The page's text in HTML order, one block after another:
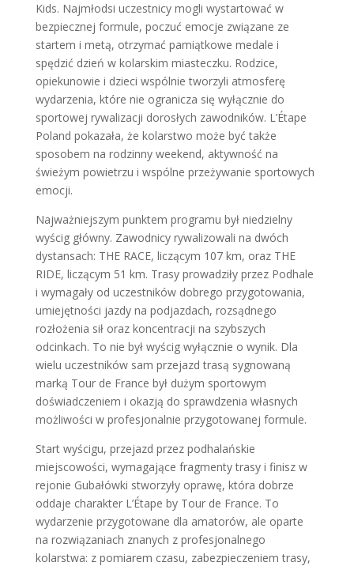
Kids. Najmłodsi uczestnicy mogli wystartować w
bezpiecznej formule, poczuć emocje związane ze
startem i metą, otrzymać pamiątkowe medale i
spędzić dzień w kolarskim miasteczku. Rodzice,
opiekunowie i dzieci wspólnie tworzyli atmosferę
wydarzenia, które nie ogranicza się wyłącznie do
sportowej rywalizacji dorosłych zawodników. L’Étape
Poland pokazała, że kolarstwo może być także
sposobem na rodzinny weekend, aktywność na
świeżym powietrzu i wspólne przeżywanie sportowych
emocji.
Najważniejszym punktem programu był niedzielny
wyścig główny. Zawodnicy rywalizowali na dwóch
dystansach: THE RACE, liczącym 107 km, oraz THE
RIDE, liczącym 51 km. Trasy prowadziły przez Podhale
i wymagały od uczestników dobrego przygotowania,
umiejętności jazdy na podjazdach, rozsądnego
rozłożenia sił oraz koncentracji na szybszych
odcinkach. To nie był wyścig wyłącznie o wynik. Dla
wielu uczestników sam przejazd trasą sygnowaną
marką Tour de France był dużym sportowym
doświadczeniem i okazją do sprawdzenia własnych
możliwości w profesjonalnie przygotowanej formule.
Start wyścigu, przejazd przez podhalańskie
miejscowości, wymagające fragmenty trasy i finisz w
rejonie Gubałówki stworzyły oprawę, która dobrze
oddaje charakter L’Étape by Tour de France. To
wydarzenie przygotowane dla amatorów, ale oparte
na rozwiązaniach znanych z profesjonalnego
kolarstwa: z pomiarem czasu, zabezpieczeniem trasy,